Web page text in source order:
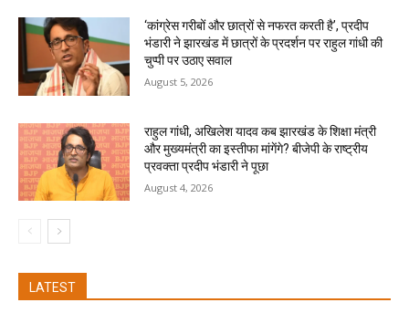
‘कांग्रेस गरीबों और छात्रों से नफरत करती है’, प्रदीप
भंडारी ने झारखंड में छात्रों के प्रदर्शन पर राहुल गांधी की
चुप्पी पर उठाए सवाल
August 5, 2026
राहुल गांधी, अखिलेश यादव कब झारखंड के शिक्षा मंत्री
और मुख्यमंत्री का इस्तीफा मांगेंगे? बीजेपी के राष्ट्रीय
प्रवक्ता प्रदीप भंडारी ने पूछा
August 4, 2026
LATEST